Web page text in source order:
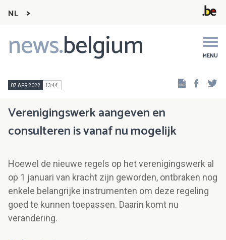
NL
news.belgium MENU
Main
navigation
07 APR 2022 13:44
Verenigingswerk aangeven en
consulteren is vanaf nu mogelijk
Hoewel de nieuwe regels op het verenigingswerk al
op 1 januari van kracht zijn geworden, ontbraken nog
enkele belangrijke instrumenten om deze regeling
goed te kunnen toepassen. Daarin komt nu
verandering.